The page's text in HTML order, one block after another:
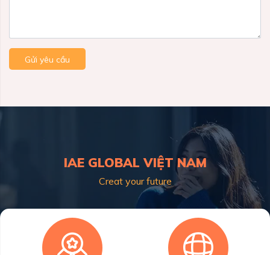
Gửi yêu cầu
IAE GLOBAL VIỆT NAM
Creat your future